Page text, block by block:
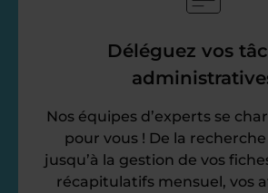
Déléguez vos
Nos équipes d’experts se
pour vous ! De la
jusqu’à la gestion de vos
récapitulatifs mensuel, vos